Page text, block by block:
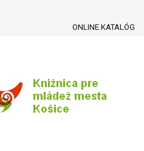
ONLINE KATALÓG